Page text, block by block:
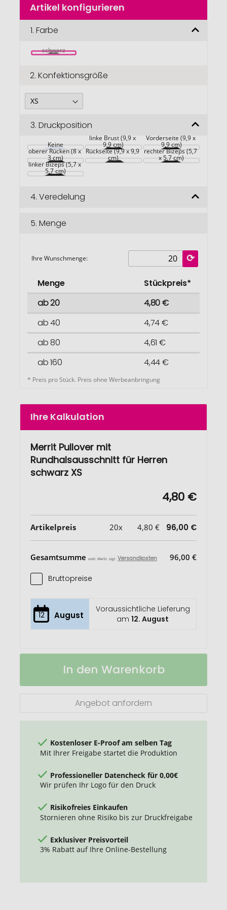
Anfang
Bildgalerie
Artikel konfigurieren
1. Farbe
schwarz
2. Konfektionsgröße
3. Druckposition
Keine
linke Brust (9,9 x
9,9 cm)
Vorderseite (9,9 x
9,9 cm)
oberer Rücken (8 x
3 cm)
Großflächig auf die
Rückseite (9,9 x 9,9
cm)
rechter Bizeps (5,7
x 5,7 cm)
linker Bizeps (5,7 x
5,7 cm)
4. Veredelung
5. Menge
Ihre Wunschmenge:
Menge
Stückpreis*
ab 20
4,80 €
ab 40
4,74 €
ab 80
4,61 €
ab 160
4,44 €
* Preis pro Stück. Preis ohne Werbeanbringung
Ihre Kalkulation
Merrit Pullover mit
Rundhalsausschnitt für Herren
schwarz XS
4,80 €
Artikelpreis 20x 4,80 € 96,00 €
Gesamtsumme exkl. MwSt. zzgl. Versandkosten 96,00 €
Bruttopreise
12 August
Voraussichtliche Lieferung
am12. August
Rundhalsausschnitt
In den Warenkorb
Angebot anfordern
Kostenloser E-Proof am selben Tag
Mit Ihrer Freigabe startet die Produktion
Professioneller Datencheck für 0,00€
Wir prüfen Ihr Logo für den Druck
Risikofreies Einkaufen
Stornieren ohne Risiko bis zur Druckfreigabe
Exklusiver Preisvorteil
3% Rabatt auf Ihre Online-Bestellung